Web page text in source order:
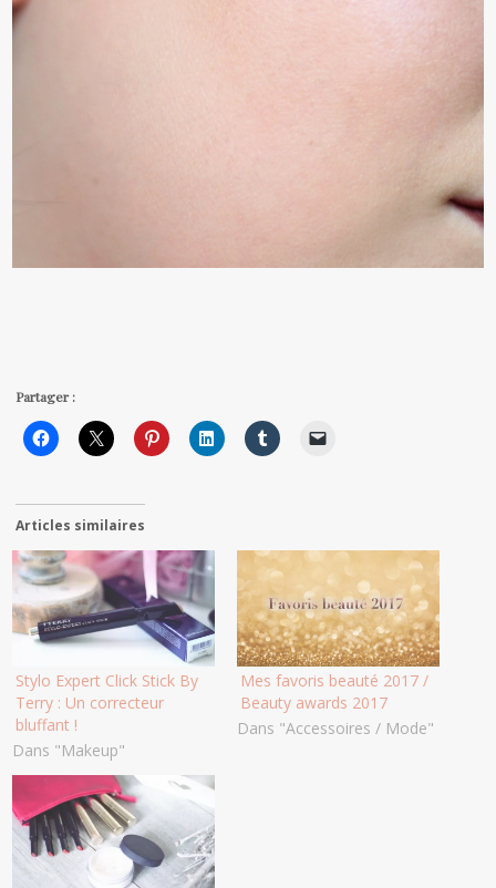
Partager :
Articles similaires
Stylo Expert Click Stick By
Terry : Un correcteur
bluffant !
Dans "Makeup"
Mes favoris beauté 2017 /
Beauty awards 2017
Dans "Accessoires / Mode"